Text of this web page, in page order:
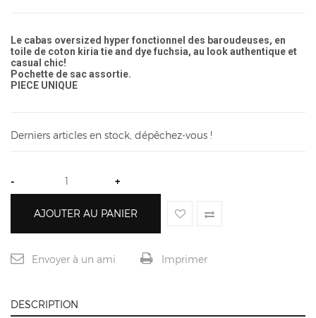
Le cabas oversized hyper fonctionnel des baroudeuses, en
toile de coton kiria tie and dye fuchsia, au look authentique et
casual chic!
Pochette de sac assortie.
PIECE UNIQUE
Derniers articles en stock, dépêchez-vous !
- +
AJOUTER AU PANIER
Envoyer à un ami Imprimer
DESCRIPTION